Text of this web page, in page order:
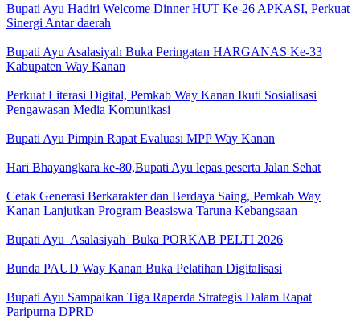
Bupati Ayu Hadiri Welcome Dinner HUT Ke-26 APKASI, Perkuat
Sinergi Antar daerah
Bupati Ayu Asalasiyah Buka Peringatan HARGANAS Ke-33
Kabupaten Way Kanan
Perkuat Literasi Digital, Pemkab Way Kanan Ikuti Sosialisasi
Pengawasan Media Komunikasi
Bupati Ayu Pimpin Rapat Evaluasi MPP Way Kanan
Hari Bhayangkara ke-80,Bupati Ayu lepas peserta Jalan Sehat
Cetak Generasi Berkarakter dan Berdaya Saing, Pemkab Way
Kanan Lanjutkan Program Beasiswa Taruna Kebangsaan
Bupati Ayu Asalasiyah Buka PORKAB PELTI 2026
Bunda PAUD Way Kanan Buka Pelatihan Digitalisasi
Bupati Ayu Sampaikan Tiga Raperda Strategis Dalam Rapat
Paripurna DPRD